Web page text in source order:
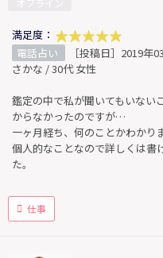
満足度：
電話占い
［投稿日］2019年
さかな / 30代 女性
鑑定の中で私が聞いてもいない
からなかったのですが…
一ヶ月経ち、何のことかわかり
個人的なことなので詳しくは書
た。
仕事